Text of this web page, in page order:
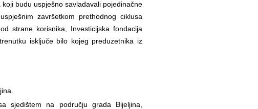
budu uspješno savladavali pojedinačne
završetkom prethodnog ciklusa
strane korisnika, Investicijska fondacija
isključe bilo kojeg preduzetnika iz
sjedištem na području grada Bijeljina,